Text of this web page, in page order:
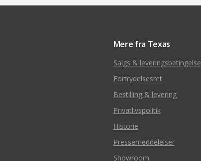
Mere fra Texas
Salgs & leveringsbetingelse
Fortrydelsesret
Bestilling & levering
Privatlivspolitik
Historie
Pressemeddelelser
Showroom